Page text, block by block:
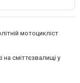
мотоцикліст
сміттєзвалищі у